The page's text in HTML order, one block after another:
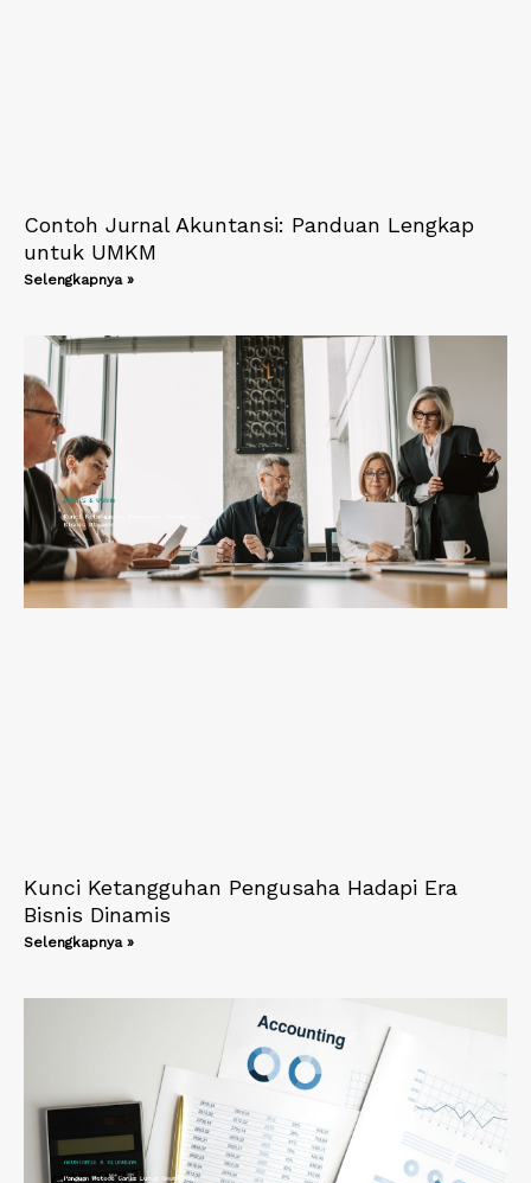
Contoh Jurnal Akuntansi: Panduan Lengkap
untuk UMKM
Selengkapnya »
Kunci Ketangguhan Pengusaha Hadapi Era
Bisnis Dinamis
Selengkapnya »